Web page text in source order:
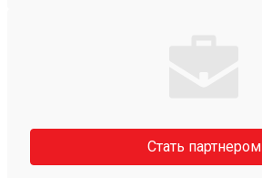
Стать партнером